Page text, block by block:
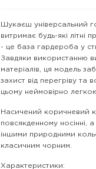
Шукаєш універсальний
витримає будь-які літні
- це база гардероба у
Завдяки використанню
матеріалів, ця модель
захист від перегріву та
цьому неймовірно
Насичений коричневий
повсякденному носінні,
іншими природними
класичним чорним.
Характеристики: